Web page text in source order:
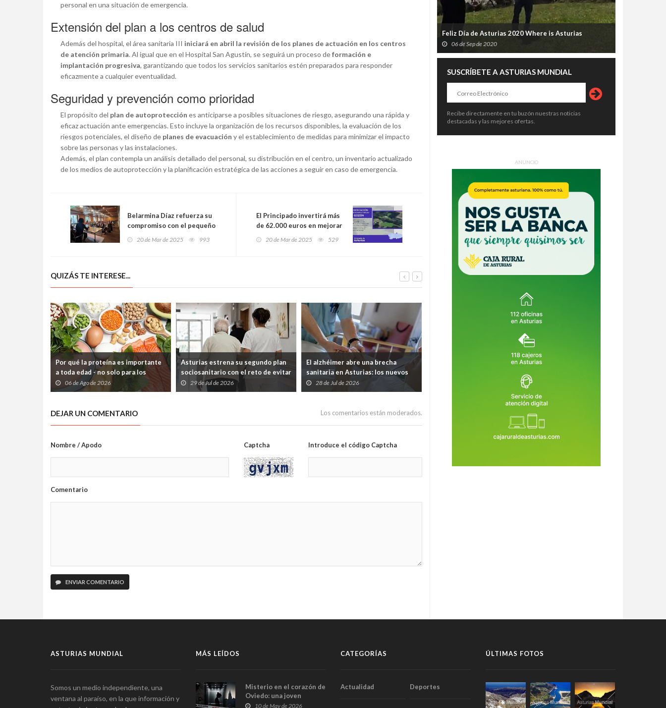
personal en una situación de emergencia.
Extensión del plan a los centros de salud
Además del hospital, el área sanitaria III iniciará en abril la revisión de los planes de actuación en los centros
de atención primaria. Al igual que en el Hospital San Agustín, se seguirá un proceso deformación e
implantación progresiva, garantizando que todos los servicios sanitarios estén preparados para responder
eficazmente a cualquier eventualidad.
Seguridad y prevención como prioridad
El propósito del plan de autoprotección es anticiparse a posibles situaciones de riesgo, asegurando una rápida y
eficaz actuación ante emergencias. Esto incluye la organización de los recursos disponibles, la evaluación de los
riesgos potenciales, el diseño de planes de evacuación y el establecimiento de medidas para minimizar el impacto
sobre las personas y las instalaciones.
Además, el plan contempla un análisis detallado del personal, su distribución en el centro, un inventario actualizado
de los medios de autoprotección y la planificación estratégica de las acciones a seguir en caso de emergencia.
Belarmina Díaz refuerza su
compromiso con el pequeño
comercio: “Es el latido vital
20 de Mar de 2025 993
El Principado invertirá más
de 62.000 euros en mejorar
el acceso a Viruleo, en
20 de Mar de 2025 529
QUIZÁS TE INTERESE...
Por qué la proteína es importante
a toda edad - no solo para los
deportistas
06 de Ago de 2026
Asturias estrena su segundo plan
sociosanitario con el reto de evitar
que los pacientes queden
atrapados entre Salud y Servicios
29 de Jul de 2026
El alzhéimer abre una brecha
sanitaria en Asturias: los nuevos
fármacos llegarán, pero solo podrá
pagarlos quien tenga hasta 30.000
28 de Jul de 2026
Cabueñes vuelve a empezar: 147
millones, 13.500 metros más y al
DEJAR UN COMENTARIO Los comentarios están moderados.
Nombre / Apodo Captcha Introduce el código Captcha
Comentario
ENVIAR COMENTARIO
Feliz Día de Asturias 2020 Where is Asturias
06 de Sep de 2020
SUSCRÍBETE A ASTURIAS MUNDIAL
Recibe directamente en tu buzón nuestras noticias
destacadas y las mejores ofertas.
ANUNCIO
ASTURIAS MUNDIAL
Somos un medio independiente, una
ventana al paraíso, en la que información y
MÁS LEÍDOS
Misterio en el corazón de
Oviedo: una joven
aparece muerta dentro
10 de May de 2026
CATEGORÍAS
Actualidad Deportes
ÚLTIMAS FOTOS